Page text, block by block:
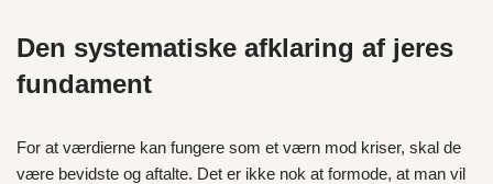
Den systematiske afklaring af jeres
fundament
For at værdierne kan fungere som et værn mod kriser, skal de
være bevidste og aftalte. Det er ikke nok at formode, at man vil